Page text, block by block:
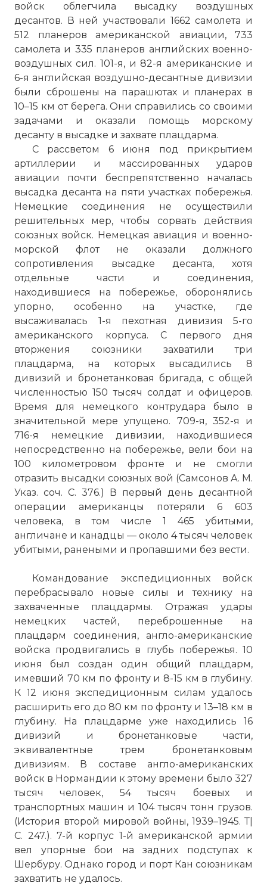
войск облегчила высадку воздушных
десантов. В ней участвовали 1662 самолета и
512 планеров американской авиации, 733
самолета и 335 планеров английских военно-
воздушных сил. 101-я, и 82-я американские и
6-я английская воздушно-десантные дивизии
были сброшены на парашютах и планерах в
10–15 км от берега. Они справились со своими
задачами и оказали помощь морскому
десанту в высадке и захвате плацдарма.
С рассветом 6 июня под прикрытием
артиллерии и массированных ударов
авиации почти беспрепятственно началась
высадка десанта на пяти участках побережья.
Немецкие соединения не осуществили
решительных мер, чтобы сорвать действия
союзных войск. Немецкая авиация и военно-
морской флот не оказали должного
сопротивления высадке десанта, хотя
отдельные части и соединения,
находившиеся на побережье, оборонялись
упорно, особенно на участке, где
высаживалась 1-я пехотная дивизия 5-го
американского корпуса. С первого дня
вторжения союзники захватили три
плацдарма, на которых высадились 8
дивизий и бронетанковая бригада, с общей
численностью 150 тысяч солдат и офицеров.
Время для немецкого контрудара было в
значительной мере упущено. 709-я, 352-я и
716-я немецкие дивизии, находившиеся
непосредственно на побережье, вели бои на
100 километровом фронте и не смогли
отразить высадки союзных вой (Самсонов А. М.
Указ. соч. С. 376.) В первый день десантной
операции американцы потеряли 6 603
человека, в том числе 1 465 убитыми,
англичане и канадцы — около 4 тысяч человек
убитыми, ранеными и пропавшими без вести.
Командование экспедиционных войск
перебрасывало новые силы и технику на
захваченные плацдармы. Отражая удары
немецких частей, переброшенные на
плацдарм соединения, англо-американские
войска продвигались в глубь побережья. 10
июня был создан один общий плацдарм,
имевший 70 км по фронту и 8-15 км в глубину.
К 12 июня экспедиционным силам удалось
расширить его до 80 км по фронту и 13–18 км в
глубину. На плацдарме уже находились 16
дивизий и бронетанковые части,
эквивалентные трем бронетанковым
дивизиям. В составе англо-американских
войск в Нормандии к этому времени было 327
тысяч человек, 54 тысяч боевых и
транспортных машин и 104 тысяч тонн грузов.
(История второй мировой войны, 1939–1945. Т|
С. 247.). 7-й корпус 1-й американской армии
вел упорные бои на задних подступах к
Шербуру. Однако город и порт Кан союзникам
захватить не удалось.